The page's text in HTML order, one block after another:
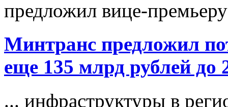
предложил вице-
Минтранс предложил
еще 135 млрд рублей до
... инфраструктуры в